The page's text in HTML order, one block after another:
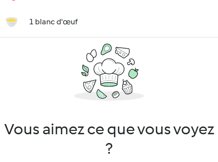
1 blanc d'œuf
Vous aimez ce que vous voyez
?